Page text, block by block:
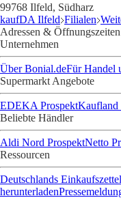
99768 Ilfeld, Südharz
kaufDA Ilfeld Filialen
Adressen & Öffnungszeiten
Unternehmen
Über Bonial.deFür Handel
Supermarkt Angebote
EDEKA ProspektKaufland
Beliebte Händler
Aldi Nord ProspektNetto
Ressourcen
Deutschlands Einkaufszettel
herunterladen